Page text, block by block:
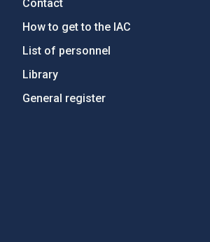
Contact
How to get to the IAC
List of personnel
Library
General register